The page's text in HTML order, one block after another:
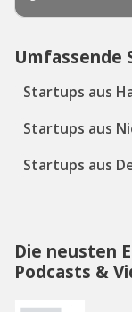
Umfassende
Startups aus
Startups aus
Startups aus
Die neusten
Podcasts &